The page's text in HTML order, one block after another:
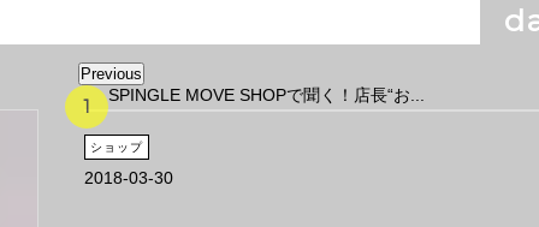
Previous
SPINGLE MOVE SHOPで聞く！店長“お...
ショップ
2018-03-30